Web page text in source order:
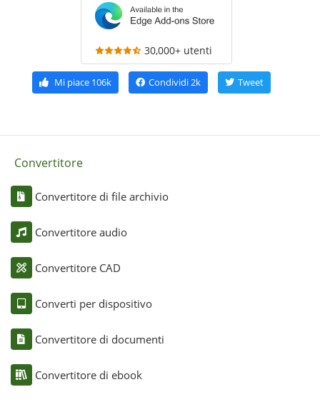
30,000+ utenti
Mi piace 106k Condividi 2k Tweet
Convertitore
Convertitore di file archivio
Convertitore audio
Convertitore CAD
Converti per dispositivo
Convertitore di documenti
Convertitore di ebook